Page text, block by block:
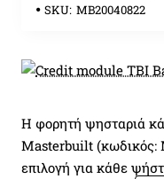
SKU: MB20040822
Η φορητή ψησταριά
Masterbuilt (κωδικός:
επιλογή για κάθε